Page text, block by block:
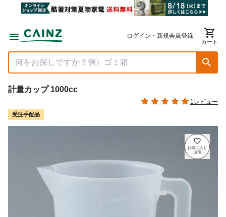
ログイン・新規会員登録
カート
計量カップ 1000cc
1レビュー
受注手配品